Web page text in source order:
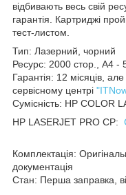
відбивають весь свій
гарантія. Картриджі
тест-листом.
Тип: Лазерний, чорний
Ресурс: 2000 стор., А4 -
Гарантія: 12 місяців,
сервісному центрі
Сумісність: HP COLOR
HP LASERJET PRO CP:
Комплектація:
документація
Стан: Перша заправка,